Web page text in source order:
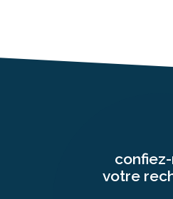
votre